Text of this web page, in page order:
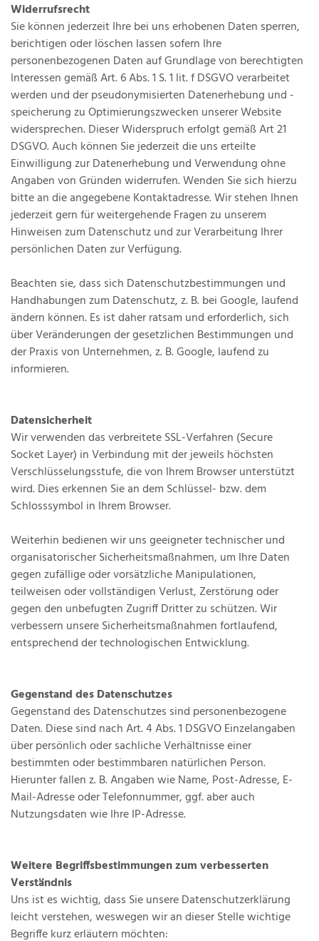
Widerrufsrecht
Sie können jederzeit Ihre bei uns erhobenen Daten sperren,
berichtigen oder löschen lassen sofern Ihre
personenbezogenen Daten auf Grundlage von berechtigten
Interessen gemäß Art. 6 Abs. 1 S. 1 lit. f DSGVO verarbeitet
werden und der pseudonymisierten Datenerhebung und -
speicherung zu Optimierungszwecken unserer Website
widersprechen. Dieser Widerspruch erfolgt gemäß Art 21
DSGVO. Auch können Sie jederzeit die uns erteilte
Einwilligung zur Datenerhebung und Verwendung ohne
Angaben von Gründen widerrufen. Wenden Sie sich hierzu
bitte an die angegebene Kontaktadresse. Wir stehen Ihnen
jederzeit gern für weitergehende Fragen zu unserem
Hinweisen zum Datenschutz und zur Verarbeitung Ihrer
persönlichen Daten zur Verfügung.
Beachten sie, dass sich Datenschutzbestimmungen und
Handhabungen zum Datenschutz, z. B. bei Google, laufend
ändern können. Es ist daher ratsam und erforderlich, sich
über Veränderungen der gesetzlichen Bestimmungen und
der Praxis von Unternehmen, z. B. Google, laufend zu
informieren.
Datensicherheit
Wir verwenden das verbreitete SSL-Verfahren (Secure
Socket Layer) in Verbindung mit der jeweils höchsten
Verschlüsselungsstufe, die von Ihrem Browser unterstützt
wird. Dies erkennen Sie an dem Schlüssel- bzw. dem
Schlosssymbol in Ihrem Browser.
Weiterhin bedienen wir uns geeigneter technischer und
organisatorischer Sicherheitsmaßnahmen, um Ihre Daten
gegen zufällige oder vorsätzliche Manipulationen,
teilweisen oder vollständigen Verlust, Zerstörung oder
gegen den unbefugten Zugriff Dritter zu schützen. Wir
verbessern unsere Sicherheitsmaßnahmen fortlaufend,
entsprechend der technologischen Entwicklung.
Gegenstand des Datenschutzes
Gegenstand des Datenschutzes sind personenbezogene
Daten. Diese sind nach Art. 4 Abs. 1 DSGVO Einzelangaben
über persönlich oder sachliche Verhältnisse einer
bestimmten oder bestimmbaren natürlichen Person.
Hierunter fallen z. B. Angaben wie Name, Post-Adresse, E-
Mail-Adresse oder Telefonnummer, ggf. aber auch
Nutzungsdaten wie Ihre IP-Adresse.
Weitere Begriffsbestimmungen zum verbesserten
Verständnis
Uns ist es wichtig, dass Sie unsere Datenschutzerklärung
leicht verstehen, weswegen wir an dieser Stelle wichtige
Begriffe kurz erläutern möchten: